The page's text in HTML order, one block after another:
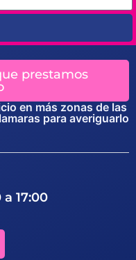
prestamos
en más zonas de las
para averiguarlo
17:00